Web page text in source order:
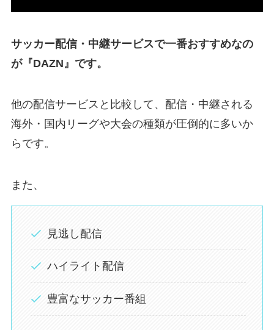
サッカー配信・中継サービスで一番おすすめなの
が『DAZN』です。
他の配信サービスと比較して、配信・中継される
海外・国内リーグや大会の種類が圧倒的に多いか
らです。
また、
見逃し配信
ハイライト配信
豊富なサッカー番組